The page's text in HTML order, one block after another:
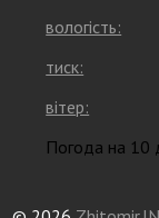
вологість:
тиск:
вітер:
Погода на 10